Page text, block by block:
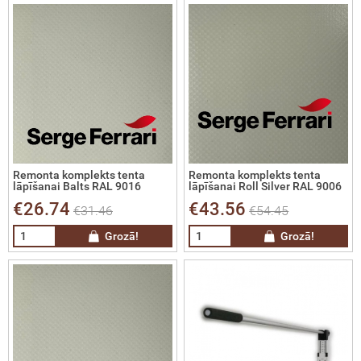
Remonta komplekts tenta
lāpīšanai Balts RAL 9016
€26.74 €31.46
Grozā!
Remonta komplekts tenta
lāpīšanai Roll Silver RAL 9006
€43.56 €54.45
Grozā!
nivelieri
komplekti
projekcijas nivelieri
kalibrēšana
iekārtas, komplekti,
gāze metināšanai
Tentu audumi un Profesionālie
nostiprināšanas sistēmas un
metināšanai